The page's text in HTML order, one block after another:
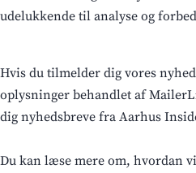
udelukkende til analyse og
Hvis du tilmelder dig vores
oplysninger behandlet af
dig nyhedsbreve fra Aarhus
Du kan læse mere om, hvordan